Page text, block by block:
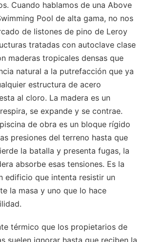
Cuando hablamos de una Above
Pool de alta gama, no nos
de listones de pino de Leroy
tratadas con autoclave clase
maderas tropicales densas que
natural a la putrefacción que ya
estructura de acero
al cloro. La madera es un
se expande y se contrae.
de obra es un bloque rígido
presiones del terreno hasta que
la batalla y presenta fugas, la
absorbe esas tensiones. Es la
edificio que intenta resistir un
la masa y uno que lo hace
térmico que los propietarios de
suelen ignorar hasta que reciben la